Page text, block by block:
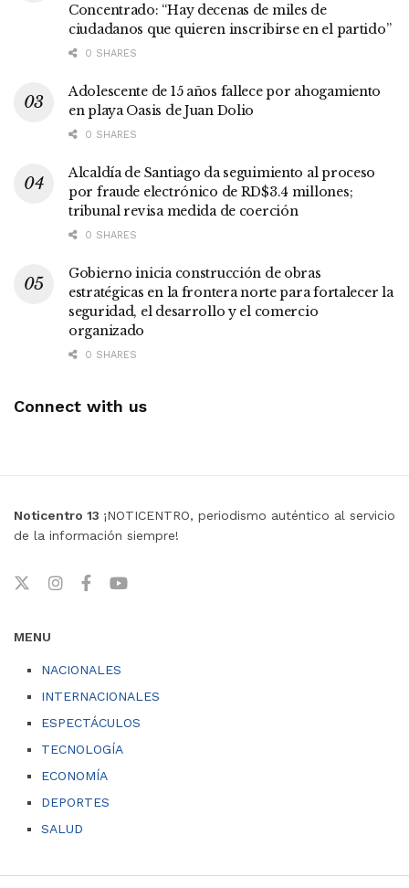
Concentrado: “Hay decenas de miles de
ciudadanos que quieren inscribirse en el partido”
0 SHARES
Adolescente de 15 años fallece por ahogamiento
en playa Oasis de Juan Dolio
0 SHARES
Alcaldía de Santiago da seguimiento al proceso
por fraude electrónico de RD$3.4 millones;
tribunal revisa medida de coerción
0 SHARES
Gobierno inicia construcción de obras
estratégicas en la frontera norte para fortalecer la
seguridad, el desarrollo y el comercio
organizado
0 SHARES
Connect with us
Noticentro 13 ¡NOTICENTRO, periodismo auténtico al servicio
de la información siempre!
MENU
NACIONALES
INTERNACIONALES
ESPECTÁCULOS
TECNOLOGÍA
ECONOMÍA
DEPORTES
SALUD